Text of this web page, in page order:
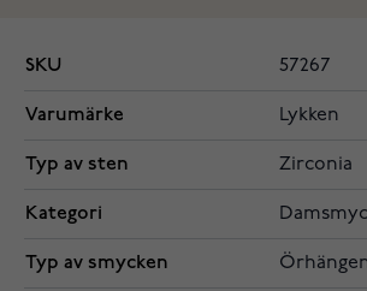
SKU 57267
Varumärke Lykken
Typ av sten Zirconia
Kategori
Typ av smycken